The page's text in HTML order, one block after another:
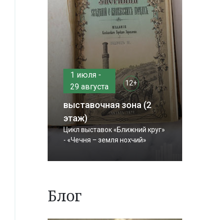
1 июля -
29 августа
12+
выставочная зона (2
этаж)
Цикл выставок «Ближний круг»
- «Чечня – земля нохчий»
Блог